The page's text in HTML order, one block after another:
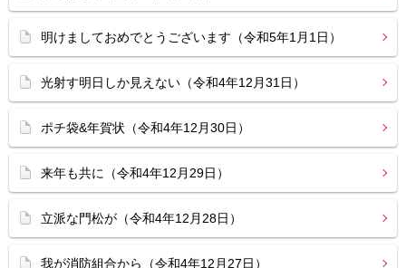
明けましておめでとうございます（令和5年1月1日）
光射す明日しか見えない（令和4年12月31日）
ポチ袋&年賀状（令和4年12月30日）
来年も共に（令和4年12月29日）
立派な門松が（令和4年12月28日）
我が消防組合から（令和4年12月27日）